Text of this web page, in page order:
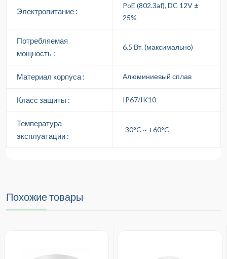
Электропитание :
PoE (802.3af), DC 12V ±
25%
Потребляемая
мощность :
6.5 Вт. (максимально)
Материал корпуса : Алюминиевый сплав
Класс защиты : IP67/IK10
Температура
эксплуатации :
-30°C ~ +60°C
Похожие товары